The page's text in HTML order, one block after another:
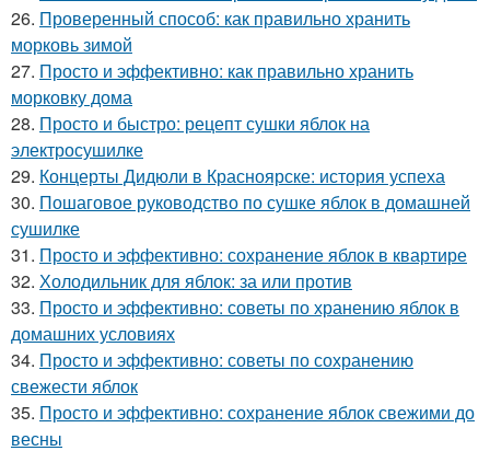
26. Проверенный способ: как правильно хранить
морковь зимой
27. Просто и эффективно: как правильно хранить
морковку дома
28. Просто и быстро: рецепт сушки яблок на
электросушилке
29. Концерты Дидюли в Красноярске: история успеха
30. Пошаговое руководство по сушке яблок в домашней
сушилке
31. Просто и эффективно: сохранение яблок в квартире
32. Холодильник для яблок: за или против
33. Просто и эффективно: советы по хранению яблок в
домашних условиях
34. Просто и эффективно: советы по сохранению
свежести яблок
35. Просто и эффективно: сохранение яблок свежими до
весны